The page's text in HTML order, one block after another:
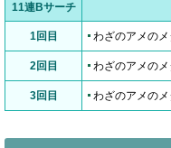
11連Bサーチ
1回目 わざのアメの
2回目 わざのアメの
3回目 わざのアメの